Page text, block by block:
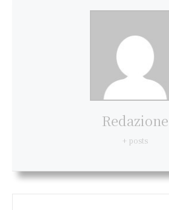
Redazione
+ posts